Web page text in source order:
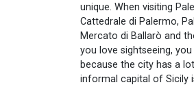
unique. When visiting
Cattedrale di Palermo,
Mercato di Ballarò and
you love sightseeing,
because the city has a
informal capital of Sicily